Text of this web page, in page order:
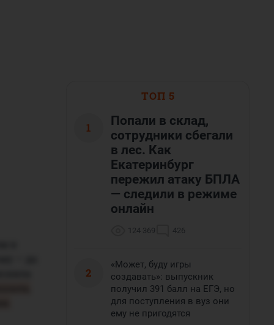
ТОП 5
1
Попали в склад,
сотрудники сбегали
в лес. Как
Екатеринбург
пережил атаку БПЛА
— следили в режиме
онлайн
124 369 426
2
«Может, буду игры
создавать»: выпускник
получил 391 балл на ЕГЭ, но
для поступления в вуз они
ему не пригодятся